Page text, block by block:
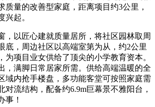
质量的改善型家庭，距离项目约3公里，
兴起。
以匠心建就质量居所，将社区园林取周
底，周边社区以高端室第为从，约2公里
为项目业女供给了顶尖的小学教育资本。
，满脚日常居家所需。供给高端温暖的全
域内抢手楼盘，多功能客堂可按照家庭需
对流结构，配备约6.9m巨幕景不雅阳台，
事！